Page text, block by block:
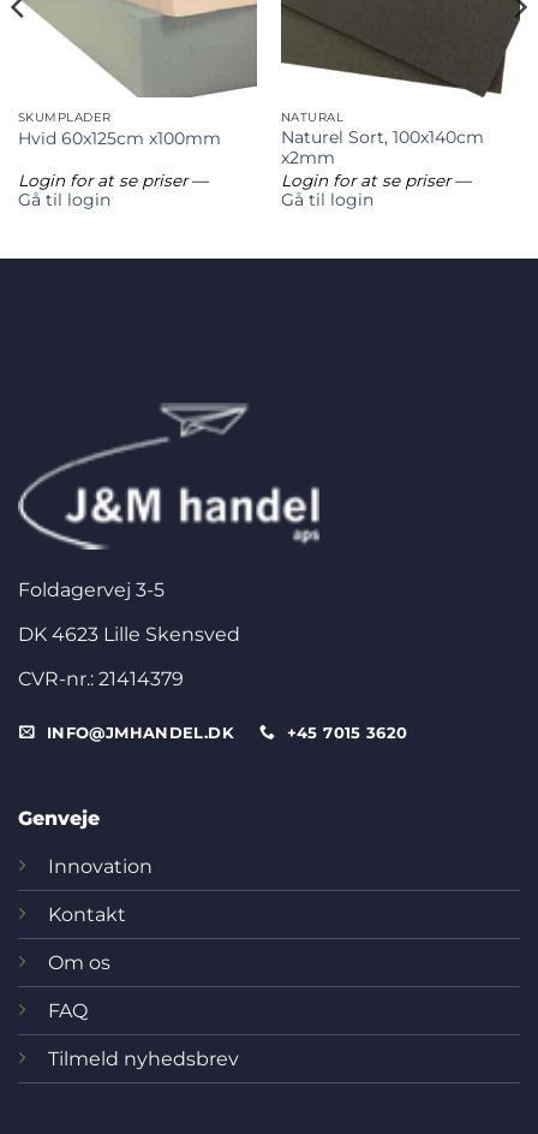
SKUMPLADER
Hvid 60x125cm x100mm
Login for at se priser—
Gå til login
NATURAL
Naturel Sort, 100x140cm
x2mm
Login for at se priser—
Gå til login
Foldagervej 3-5
DK 4623 Lille Skensved
CVR-nr.: 21414379
INFO@JMHANDEL.DK +45 7015 3620
Genveje
Innovation
Kontakt
Om os
FAQ
Tilmeld nyhedsbrev